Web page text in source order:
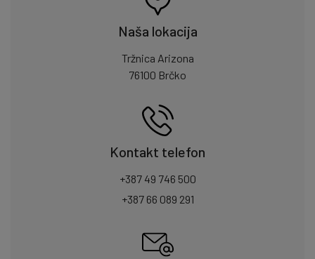
Naša lokacija
Tržnica Arizona
76100 Brčko
Kontakt telefon
+387 49 746 500
+387 66 089 291